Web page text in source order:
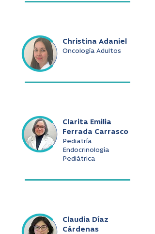
Christina Adaniel
Oncología Adultos
Clarita Emilia
Ferrada Carrasco
Pediatría
Endocrinología
Pediátrica
Claudia Díaz
Cárdenas